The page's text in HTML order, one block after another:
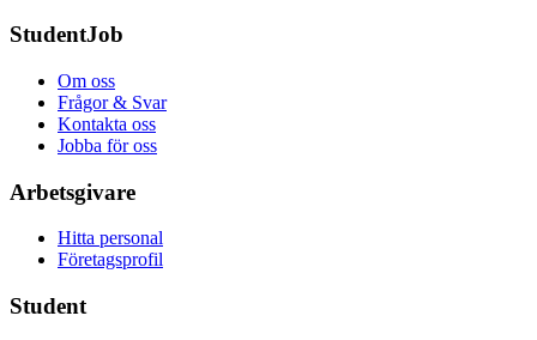
StudentJob
Om oss
Frågor & Svar
Kontakta oss
Jobba för oss
Arbetsgivare
Hitta personal
Företagsprofil
Student